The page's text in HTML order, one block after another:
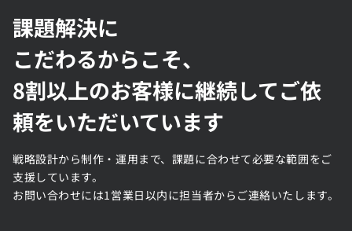
課題解決に
こだわるからこそ、
8割以上のお客様に継続してご依
頼をいただいています
戦略設計から制作・運用まで、課題に合わせて必要な範囲をご
支援しています。
お問い合わせには1営業日以内に担当者からご連絡いたします。